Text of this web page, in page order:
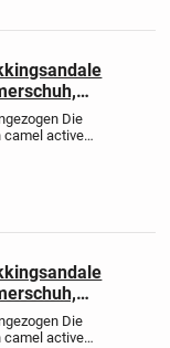
Die
camel active
in der
Die
camel active